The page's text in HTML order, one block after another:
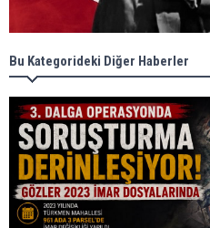
Bu Kategorideki Diğer Haberler